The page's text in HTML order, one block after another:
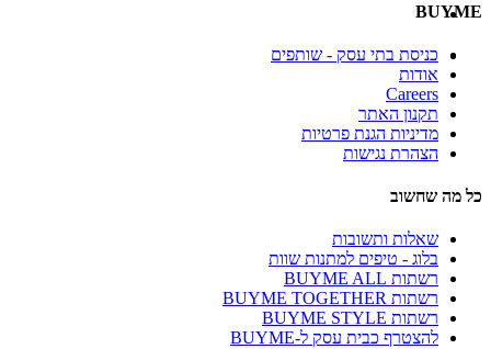
BUYME
כניסת בתי עסק - שותפים
אודות
Careers
תקנון האתר
מדיניות הגנת פרטיות
הצהרת נגישות
כל מה שחשוב
שאלות ותשובות
בלוג - טיפים למתנות שוות
רשתות BUYME ALL
רשתות BUYME TOGETHER
רשתות BUYME STYLE
להצטרף כבית עסק ל-BUYME